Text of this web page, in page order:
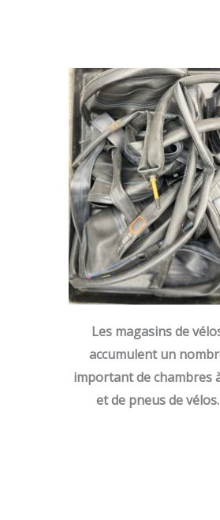
Les magasins de
accumulent un
important de chambres
et de pneus de vélos.